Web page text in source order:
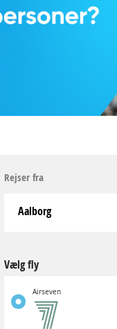
Rejser fra
Aalborg
Vælg fly
Airseven